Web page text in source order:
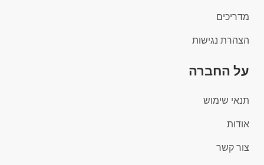
מדריכים
הצהרת נגישות
על החברה
תנאי שימוש
אודות
צור קשר